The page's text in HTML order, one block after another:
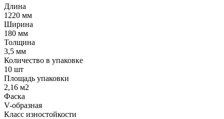
Длина
1220 мм
Ширина
180 мм
Толщина
3,5 мм
Количество в упаковке
10 шт
Площадь упаковки
2,16 м2
Фаска
V-образная
Класс изностойкости